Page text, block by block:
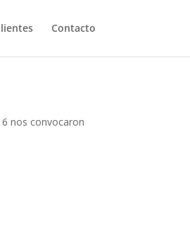
Contacto
nos convocaron